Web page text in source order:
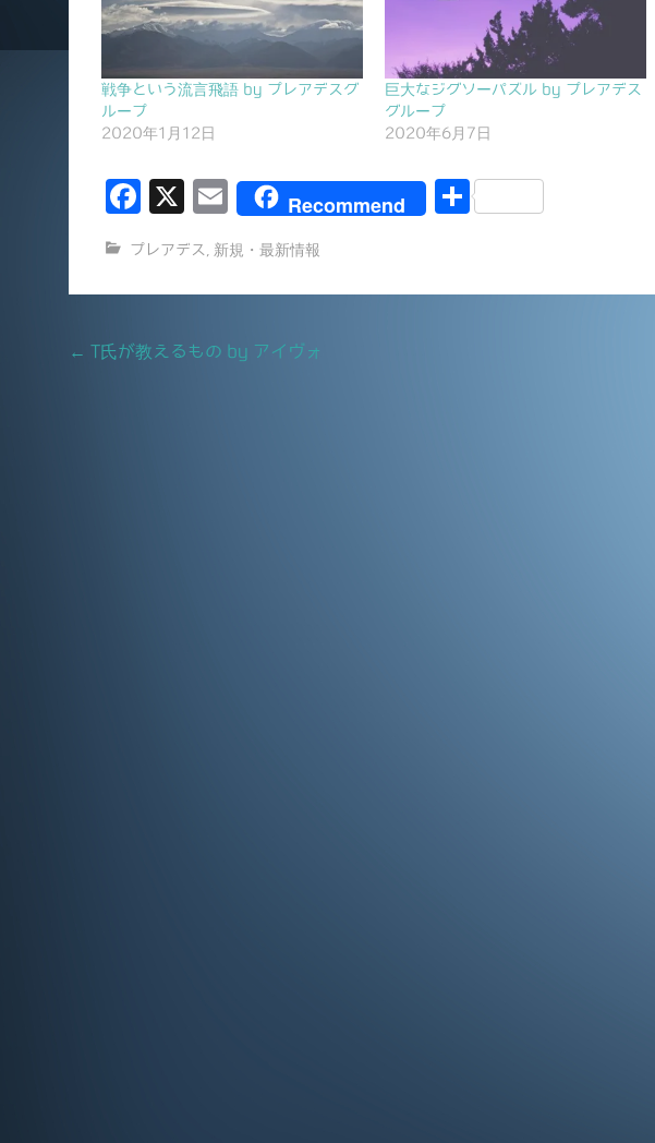
戦争という流言飛語 by プレアデスグ
ループ
2020年1月12日
巨大なジグソーパズル by プレアデス
グループ
2020年6月7日
F
c
e
b
o
X
E
ai
l
Recommend
共
プレアデス 新規・最新情報
Post
← T氏が教えるもの by アイヴォ